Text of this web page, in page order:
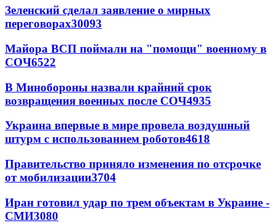
Зеленский сделал заявление о мирных
переговорах30093
Майора ВСП поймали на "помощи" военному в
СОЧ6522
В Минобороны назвали крайний срок
возвращения военных после СОЧ4935
Украина впервые в мире провела воздушный
штурм с использованием роботов4618
Правительство приняло изменения по отсрочке
от мобилизации3704
Иран готовил удар по трем объектам в Украине -
СМИ3080